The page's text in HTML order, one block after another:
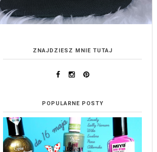
ZNAJDZIESZ MNIE TUTAJ
POPULARNE POSTY